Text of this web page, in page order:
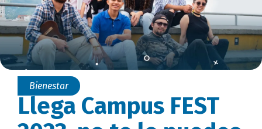
Bienestar
Llega Campus FEST